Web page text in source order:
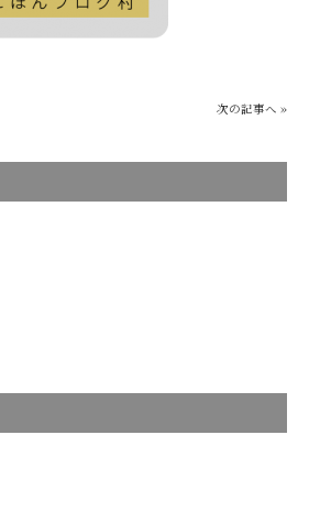
次の記事へ »